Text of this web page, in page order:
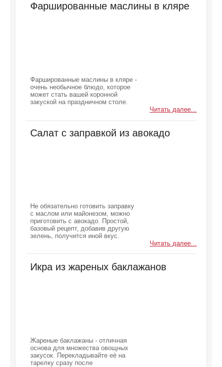
Фаршированные маслины в кляре
Фаршированные маслины в кляре -
очень необычное блюдо, которое
может стать вашей коронной
закуской на праздничном столе.
Читать далее...
Салат с заправкой из авокадо
Не обязательно готовить заправку
с маслом или майонезом, можно
приготовить с авокадо. Простой,
базовый рецепт, добавив другую
зелень, получится иной вкус.
Читать далее...
Икра из жареных баклажанов
Жареные баклажаны - отличная
основа для множества овощных
закусок. Перекладывайте её на
тарелку сразу после